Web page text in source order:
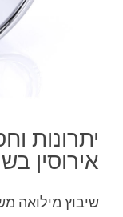
יתרונות
אירוסין
שיבוץ מילואה